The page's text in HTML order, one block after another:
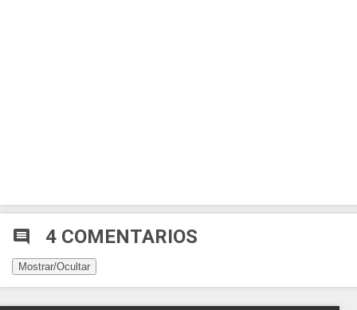
comment 4 COMENTARIOS
Mostrar/Ocultar